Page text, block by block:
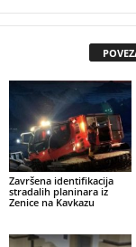
Završena identifikacija
stradalih planinara iz
Zenice na Kavkazu